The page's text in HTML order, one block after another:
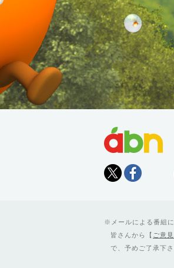
Tweet
メールによる番組
皆さんから【 ご意
で、予めご了承下さ